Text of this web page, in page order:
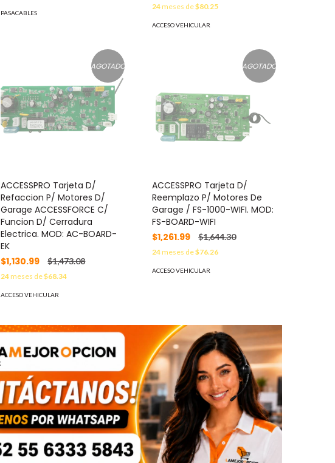
PASACABLES
24meses de$80.25
ACCESO VEHICULAR
AGOTADO
ACCESSPRO Tarjeta D/
Refaccion P/ Motores D/
Garage ACCESSFORCE C/
Funcion D/ Cerradura
Electrica. MOD: AC-BOARD-
EK
$1,130.99
$1,473.08
24meses de$68.34
ACCESO VEHICULAR
AGOTADO
ACCESSPRO Tarjeta D/
Reemplazo P/ Motores De
Garage / FS-1000-WIFI. MOD:
FS-BOARD-WIFI
$1,261.99
$1,644.30
24meses de$76.26
ACCESO VEHICULAR